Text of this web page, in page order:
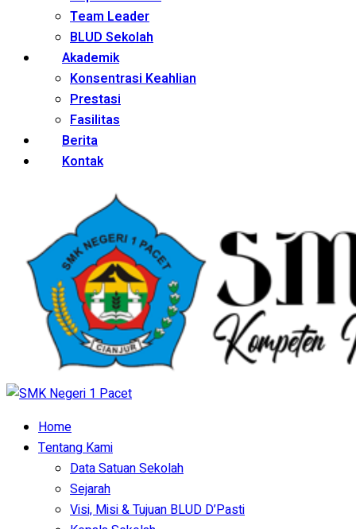
Team Leader
BLUD Sekolah
Akademik
Konsentrasi Keahlian
Prestasi
Fasilitas
Berita
Kontak
Home
Tentang Kami
Data Satuan Sekolah
Sejarah
Visi, Misi & Tujuan BLUD D’Pasti